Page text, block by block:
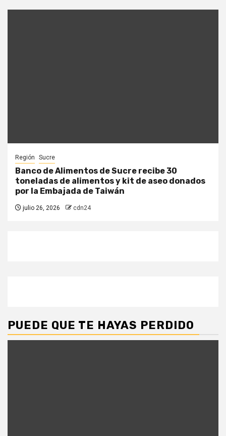
Región Sucre
Banco de Alimentos de Sucre recibe 30
toneladas de alimentos y kit de aseo donados
por la Embajada de Taiwán
julio 26, 2026 cdn24
PUEDE QUE TE HAYAS PERDIDO